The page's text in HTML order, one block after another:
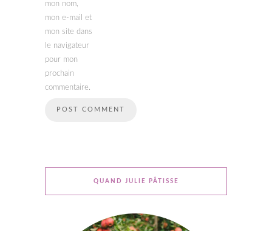
mon nom,
mon e-mail et
mon site dans
le navigateur
pour mon
prochain
commentaire.
QUAND JULIE PÂTISSE